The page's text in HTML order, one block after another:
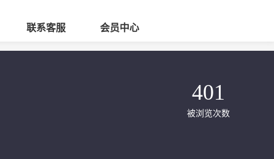
联系客服 会员中心
401
被浏览次数